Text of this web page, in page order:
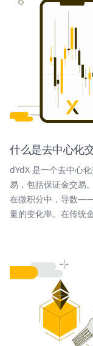
什么是去中心化
dYdX 是一个去中心
易，包括保证金交易
在微积分中，导数
量的变化率。在传统